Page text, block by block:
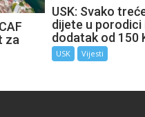
za
USK: Svako
dijete u porodici
dodatak od 150
USK Vijesti